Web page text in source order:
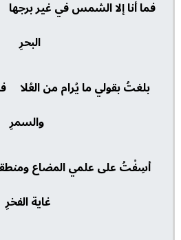
فما أنا إلا الشمس في غير برجها
البحرِ
بلغتُ بقولي ما يُرام من العُلا
والسمرِ
أسِفْتُ على علمي المضاع
غاية الفخرِ